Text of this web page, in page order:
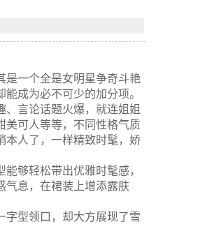
是一个全是女明星争奇斗艳
成为必不可少的加分项。
言论话题火爆，就连姐姐
美可人等等，不同性格气质
本人了，一样精致时髦，娇
够轻松带出优雅时髦感，
气息，在裙装上增添露肤
字型领口，却大方展现了雪